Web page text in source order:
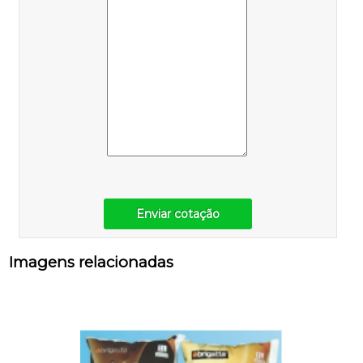
Enviar cotação
Imagens relacionadas